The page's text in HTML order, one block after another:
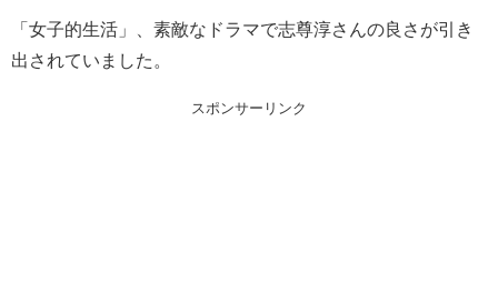
「女子的生活」、素敵なドラマで志尊淳さんの良さが引き
出されていました。
スポンサーリンク